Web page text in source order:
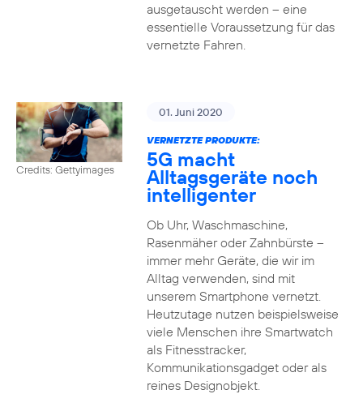
ausgetauscht werden – eine
essentielle Voraussetzung für das
vernetzte Fahren.
Credits: Gettyimages
01. Juni 2020
VERNETZTE PRODUKTE:
5G macht
Alltagsgeräte noch
intelligenter
Ob Uhr, Waschmaschine,
Rasenmäher oder Zahnbürste –
immer mehr Geräte, die wir im
Alltag verwenden, sind mit
unserem Smartphone vernetzt.
Heutzutage nutzen beispielsweise
viele Menschen ihre Smartwatch
als Fitnesstracker,
Kommunikationsgadget oder als
reines Designobjekt.